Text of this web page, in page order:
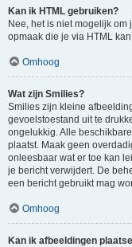
Kan ik HTML gebruiken?
Nee, het is niet mogelijk om
opmaak die je via HTML
Omhoog
Wat zijn Smilies?
Smilies zijn kleine
gevoelstoestand uit te
ongelukkig. Alle
plaatst. Maak geen
onleesbaar wat er toe kan
je bericht verwijdert. De
een bericht gebruikt mag
Omhoog
Kan ik afbeeldingen